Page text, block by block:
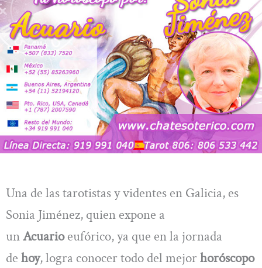
Una de las tarotistas y videntes en Galicia, es
Sonia Jiménez, quien expone a
unAcuarioeufórico, ya que en la jornada
de hoy, logra conocer todo del mejorhoróscopo